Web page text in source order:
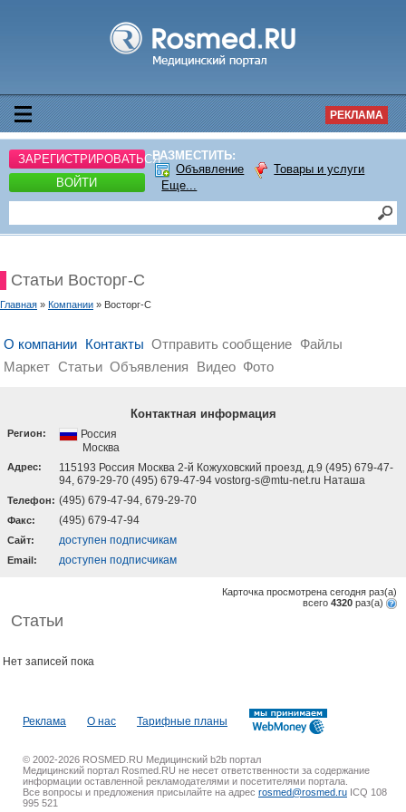
РЕКЛАМА
ЗАРЕГИСТРИРОВАТЬСЯ
ВОЙТИ
РАЗМЕСТИТЬ:
Объявление
Товары и услуги
Еще...
Статьи Восторг-С
Главная » Компании » Восторг-С
О компании Контакты Отправить сообщение Файлы
Маркет Статьи Объявления Видео Фото
Контактная информация
Регион:
Россия
Москва
Адрес:
115193 Россия Москва 2-й Кожуховский проезд, д.9 (495) 679-47-
94, 679-29-70 (495) 679-47-94 vostorg-s@mtu-net.ru Наташа
Телефон: (495) 679-47-94, 679-29-70
Факс: (495) 679-47-94
Cайт: доступен подписчикам
Email: доступен подписчикам
Карточка просмотрена сегодня раз(a)
всего 4320 раз(a)
Статьи
Нет записей пока
Реклама О нас Тарифные планы
© 2002-2026 ROSMED.RU Медицинский b2b портал
Медицинский портал Rosmed.RU не несет ответственности за содержание
информации оставленной рекламодателями и посетителями портала.
Все вопросы и предложения присылайте на адрес rosmed@rosmed.ru ICQ 108
995 521